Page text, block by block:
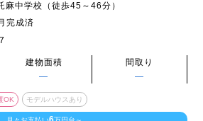
麻中学校（徒歩45～46分）
完成済
建物面積
―
間取り
―
OK モデルハウスあり